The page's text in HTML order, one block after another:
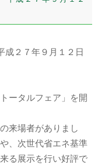
２７年９月１２日
ータルフェア」を開
来場者がありまし
、次世代省エネ基準
る展示を行い好評で